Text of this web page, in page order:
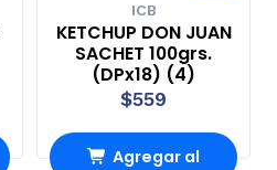
ICB
KETCHUP DON JUAN
SACHET 100grs.
(DPx18) (4)
$559
Agregar al